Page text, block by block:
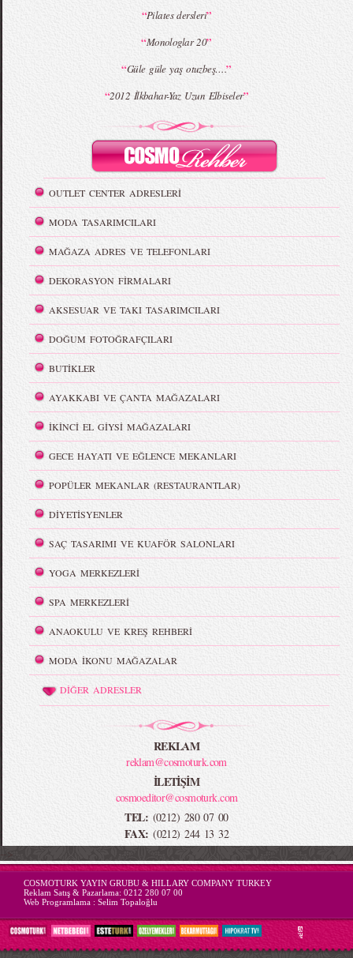
“Pilates dersleri”
“Monologlar 20”
“Güle güle yaş otuzbeş….”
“2012 İlkbahar-Yaz Uzun Elbiseler”
OUTLET CENTER ADRESLERİ
MODA TASARIMCILARI
MAĞAZA ADRES VE TELEFONLARI
DEKORASYON FİRMALARI
AKSESUAR VE TAKI TASARIMCILARI
DOĞUM FOTOĞRAFÇILARI
BUTİKLER
AYAKKABI VE ÇANTA MAĞAZALARI
İKİNCİ EL GİYSİ MAĞAZALARI
GECE HAYATI VE EĞLENCE MEKANLARI
POPÜLER MEKANLAR (RESTAURANTLAR)
DİYETİSYENLER
SAÇ TASARIMI VE KUAFÖR SALONLARI
YOGA MERKEZLERİ
SPA MERKEZLERİ
ANAOKULU VE KREŞ REHBERİ
MODA İKONU MAĞAZALAR
DİĞER ADRESLER
REKLAM
reklam@cosmoturk.com
İLETİŞİM
cosmoeditor@cosmoturk.com
TEL: (0212) 280 07 00
FAX: (0212) 244 13 32
-->
COSMOTURK YAYIN GRUBU & HILLARY COMPANY TURKEY
Reklam Satış & Pazarlama: 0212 280 07 00
Web Programlama : Selim Topaloğlu